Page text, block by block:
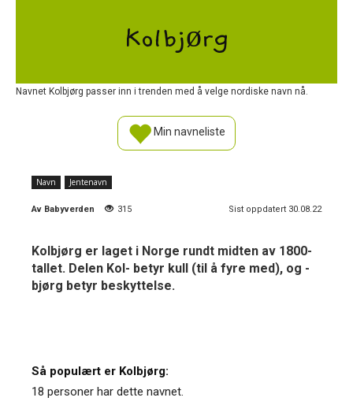
Kolbjørg
Navnet Kolbjørg passer inn i trenden med å velge nordiske navn nå.
Min navneliste
Navn Jentenavn
Av Babyverden 315 Sist oppdatert 30.08.22
Kolbjørg er laget i Norge rundt midten av 1800-
tallet. Delen Kol- betyr kull (til å fyre med), og -
bjørg betyr beskyttelse.
Så populært er Kolbjørg:
18 personer har dette navnet.